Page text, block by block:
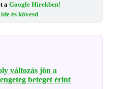
a Google Hírekben!
és kövesd
változás jön a
beteget érint